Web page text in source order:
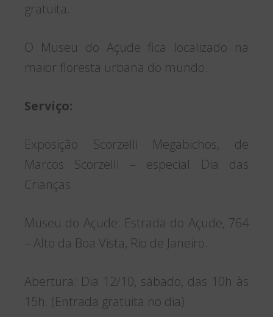
gratuita.
O Museu do Açude fica localizado na
maior floresta urbana do mundo.
Serviço:
Exposição Scorzelli Megabichos, de
Marcos Scorzelli – especial Dia das
Crianças
Museu do Açude: Estrada do Açude, 764
– Alto da Boa Vista, Rio de Janeiro.
Abertura: Dia 12/10, sábado, das 10h às
15h. (Entrada gratuita no dia)